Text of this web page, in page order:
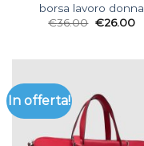
borsa lavoro donna
€36.00 €26.00
In offerta!